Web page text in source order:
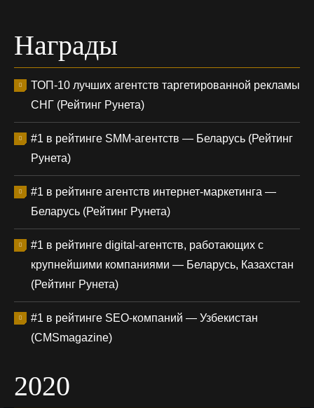
Награды
ТОП-10 лучших агентств таргетированной рекламы
СНГ (Рейтинг Рунета)
#1 в рейтинге SMM-агентств — Беларусь (Рейтинг
Рунета)
#1 в рейтинге агентств интернет-маркетинга —
Беларусь (Рейтинг Рунета)
#1 в рейтинге digital-агентств, работающих с
крупнейшими компаниями — Беларусь, Казахстан
(Рейтинг Рунета)
#1 в рейтинге SEO-компаний — Узбекистан
(CMSmagazine)
2020